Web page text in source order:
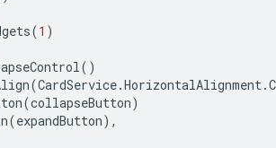
(1 )
()
(CardService.HorizontalAlignment.
(collapseButton)
(expandButton),